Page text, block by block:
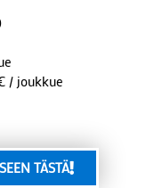
/ joukkue
TÄSTÄ